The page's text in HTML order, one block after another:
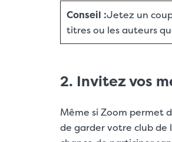
Conseil :Jetez un
titres ou les auteurs
2. Invitez vos
Même si Zoom permet
de garder votre club de